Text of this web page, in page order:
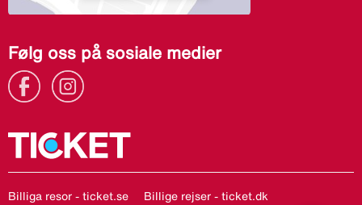
Følg oss på sosiale medier
Billiga resor - ticket.se Billige rejser - ticket.dk